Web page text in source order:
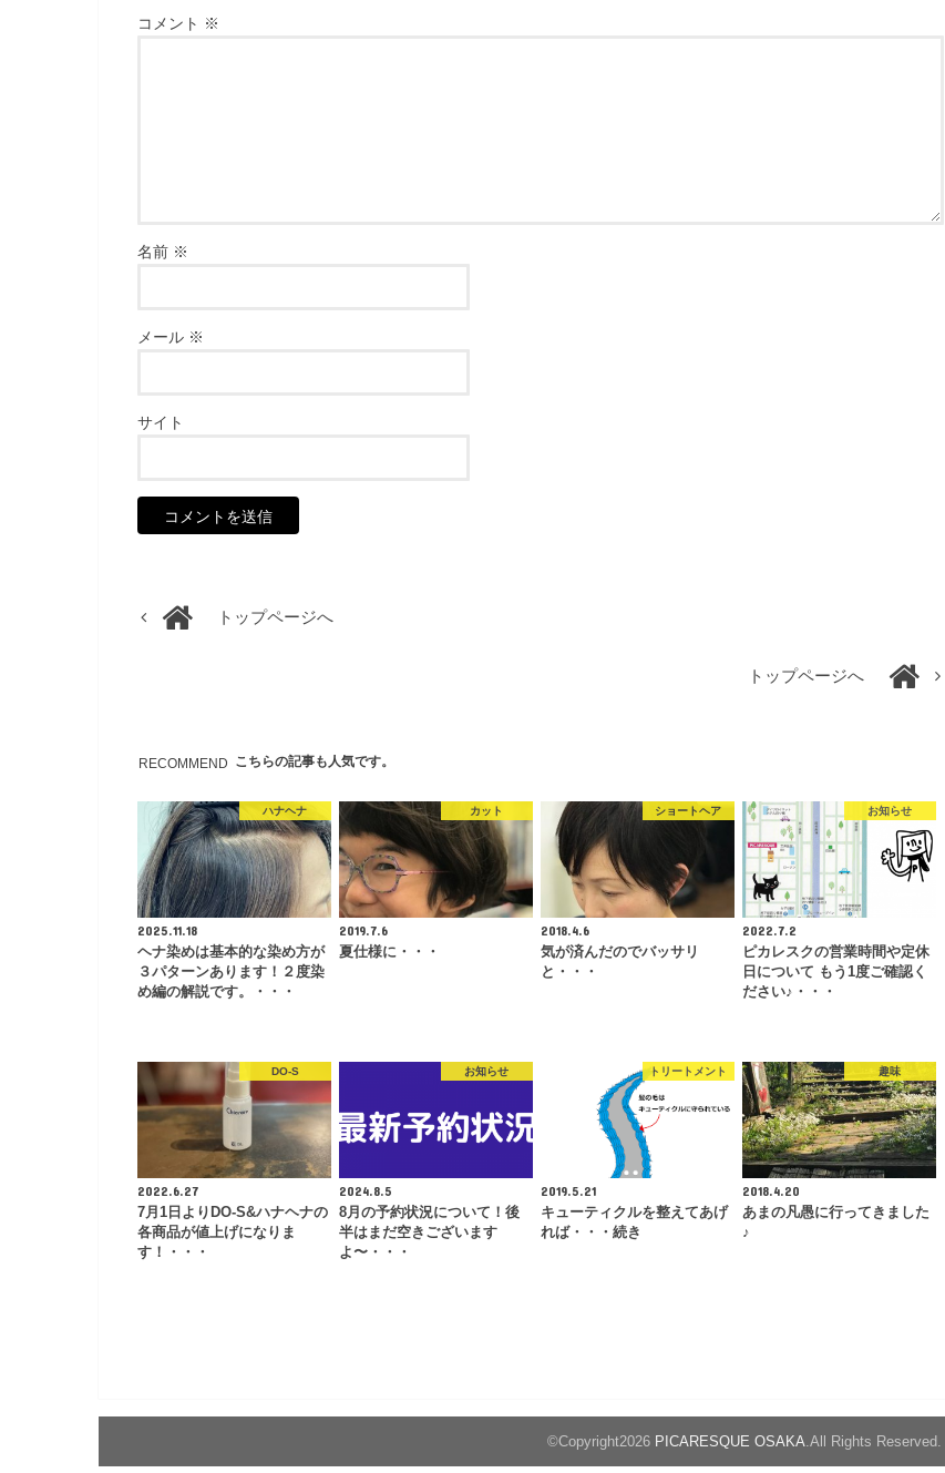
コメント ※
名前 ※
メール ※
サイト
トップページへ
トップページへ
RECOMMEND こちらの記事も人気です。
ハナヘナ
2025.11.18
ヘナ染めは基本的な染め方が
３パターンあります！２度染
め編の解説です。・・・
カット
2019.7.6
夏仕様に・・・
ショートヘア
2018.4.6
気が済んだのでバッサリ
と・・・
お知らせ
2022.7.2
ピカレスクの営業時間や定休
日について もう1度ご確認く
ださい♪・・・
DO-S
2022.6.27
7月1日よりDO-S&ハナヘナの
各商品が値上げになりま
す！・・・
お知らせ
2024.8.5
8月の予約状況について！後
半はまだ空きございます
よ〜・・・
トリートメント
2019.5.21
キューティクルを整えてあげ
れば・・・続き
趣味
2018.4.20
あまの凡愚に行ってきました
♪
©Copyright2026 PICARESQUE OSAKA.All Rights Reserved.